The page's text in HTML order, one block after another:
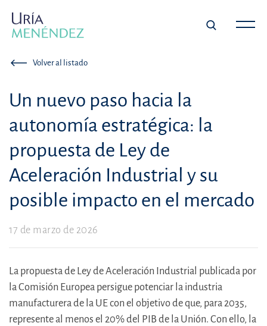
Volver al listado
Un nuevo paso hacia la
autonomía estratégica: la
propuesta de Ley de
Aceleración Industrial y su
posible impacto en el mercado
17 de marzo de 2026
La propuesta de Ley de Aceleración Industrial publicada por
la Comisión Europea persigue potenciar la industria
manufacturera de la UE con el objetivo de que, para 2035,
represente al menos el 20% del PIB de la Unión. Con ello, la